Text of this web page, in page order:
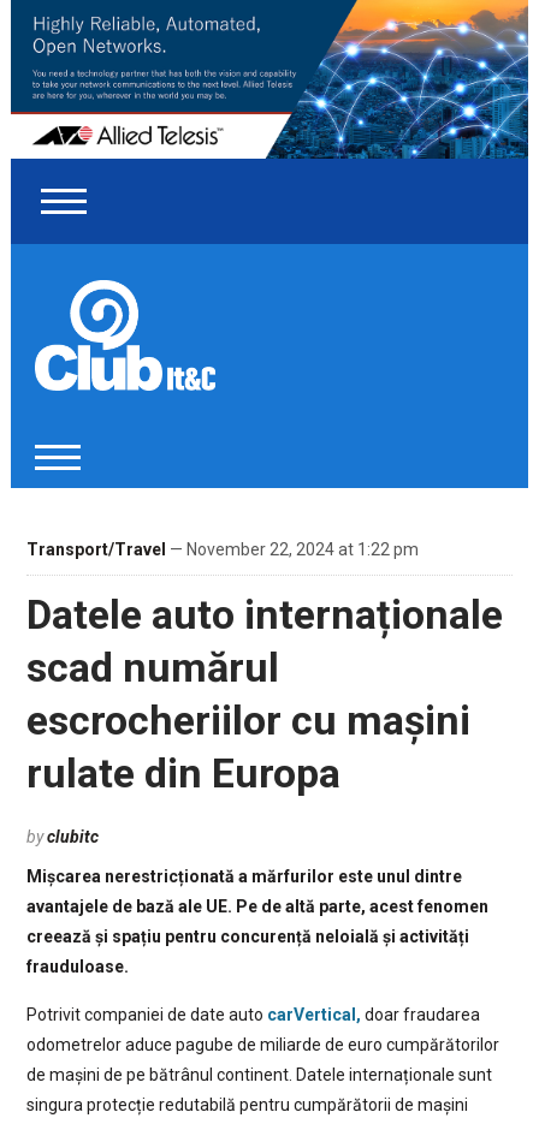
Transport/Travel — November 22, 2024 at 1:22 pm
Datele auto internaționale
scad numărul
escrocheriilor cu mașini
rulate din Europa
byclubitc
Mișcarea nerestricționată a mărfurilor este unul dintre
avantajele de bază ale UE. Pe de altă parte, acest fenomen
creează și spațiu pentru concurență neloială și activități
frauduloase.
Potrivit companiei de date auto carVertical, doar fraudarea
odometrelor aduce pagube de miliarde de euro cumpărătorilor
de mașini de pe bătrânul continent. Datele internaționale sunt
singura protecție redutabilă pentru cumpărătorii de mașini